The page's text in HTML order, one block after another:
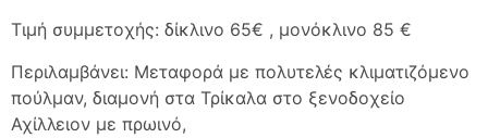
Τιμή συμμετοχής: δίκλινο 65€ , μονόκλινο 85 €
Περιλαμβάνει: Μεταφορά με πολυτελές κλιματιζόμενο
πούλμαν, διαμονή στα Τρίκαλα στο ξενοδοχείο
Αχίλλειον με πρωινό,